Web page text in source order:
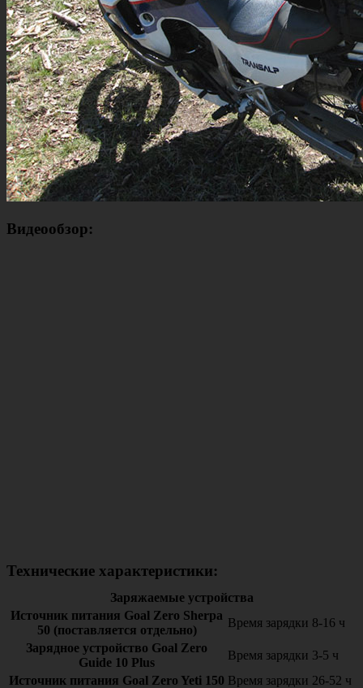
Видеообзор:
Технические характеристики:
Заряжаемые устройства
Источник питания Goal Zero Sherpa
50 (поставляется отдельно)
Время зарядки 8-16 ч
Зарядное устройство Goal Zero
Guide 10 Plus
Время зарядки 3-5 ч
Источник питания Goal Zero Yeti 150 Время зарядки 26-52 ч